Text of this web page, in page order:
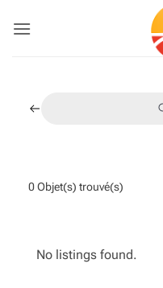
0Objet(s) trouvé(s)
No listings found.